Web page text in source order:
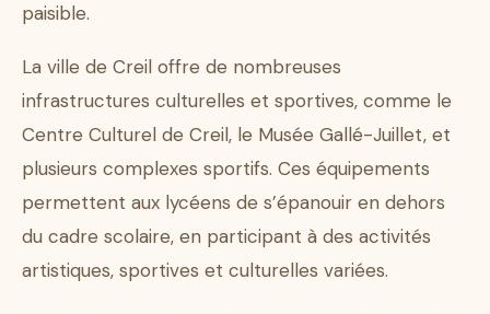
paisible.
La ville de Creil offre de nombreuses
infrastructures culturelles et sportives, comme le
Centre Culturel de Creil, le Musée Gallé-Juillet, et
plusieurs complexes sportifs. Ces équipements
permettent aux lycéens de s’épanouir en dehors
du cadre scolaire, en participant à des activités
artistiques, sportives et culturelles variées.